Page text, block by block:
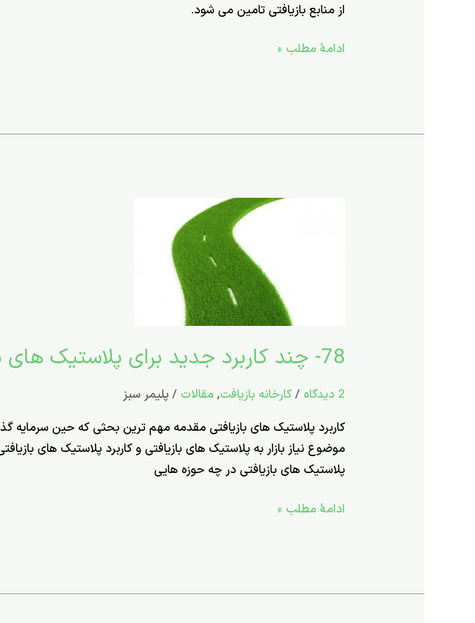
از منابع بازیافتی تامین می شود.
بازیافتی(بخش
دوم)
ادامۀ مطلب »
78- چند کاربرد جدید برای پلاستیک های بازیافتی(بخش اول)
2 دیدگاه /کارخانه بازیافت,مقالات /پلیمر سبز
کاربرد پلاستیک های بازیافتی مقدمه مهم ترین بحثی که حین سرمایه
موضوع نیاز بازار به پلاستیک های بازیافتی و کاربرد پلاستیک های
پلاستیک های بازیافتی در چه حوزه هایی
بازیافتی(بخش
ادامۀ مطلب »